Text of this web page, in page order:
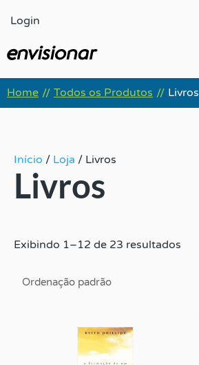
para
conteúdo
Login
Home // Todos os Produtos // Livros
Início / Loja / Livros
Livros
Exibindo 1–12 de 23 resultados